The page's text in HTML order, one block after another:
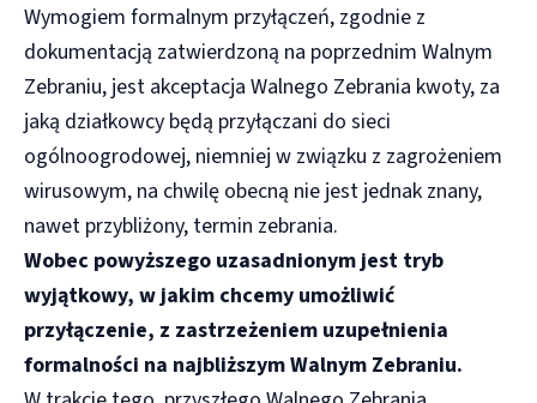
Wymogiem formalnym przyłączeń, zgodnie z
dokumentacją zatwierdzoną na poprzednim Walnym
Zebraniu, jest akceptacja Walnego Zebrania kwoty, za
jaką działkowcy będą przyłączani do sieci
ogólnoogrodowej, niemniej w związku z zagrożeniem
wirusowym, na chwilę obecną nie jest jednak znany,
nawet przybliżony, termin zebrania.
Wobec powyższego uzasadnionym jest tryb
wyjątkowy, w jakim chcemy umożliwić
przyłączenie, z zastrzeżeniem uzupełnienia
formalności na najbliższym Walnym Zebraniu.